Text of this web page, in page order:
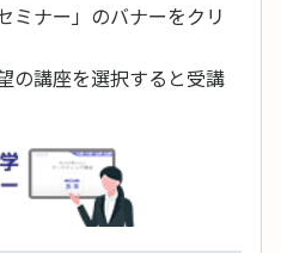
ミナー」のバナーをクリ
の講座を選択すると受講